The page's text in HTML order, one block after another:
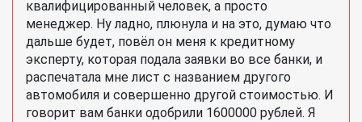
квалифицированный человек, а просто
менеджер. Ну ладно, плюнула и на это, думаю что
дальше будет, повёл он меня к кредитному
эксперту, которая подала заявки во все банки, и
распечатала мне лист с названием другого
автомобиля и совершенно другой стоимостью. И
говорит вам банки одобрили 1600000 рублей. Я